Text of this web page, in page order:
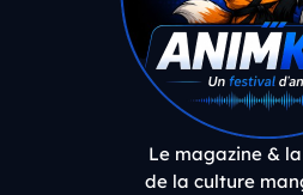
Le magazine &
de la culture